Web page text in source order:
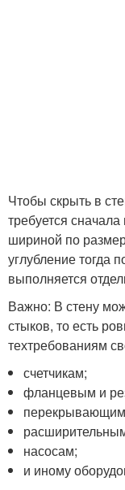
Чтобы скрыть в
требуется
шириной по
углубление тогда
выполняется
Важно: В стену
стыков, то есть
техтребованиям
счетчикам;
фланцевым и
насосам;
и иному